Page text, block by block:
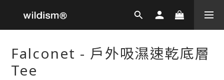
Falconet - 戶外吸濕速乾底層
Tee